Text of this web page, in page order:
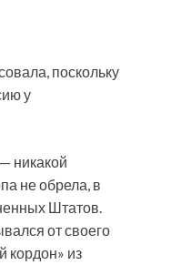
поскольку
у
никакой
не обрела, в
Штатов.
от своего
кордон» из